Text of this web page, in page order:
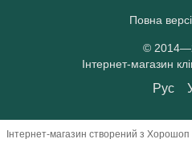
Повна
©
Інтернет-магазин
Рус
Інтернет-магазин створений з Хорошоп